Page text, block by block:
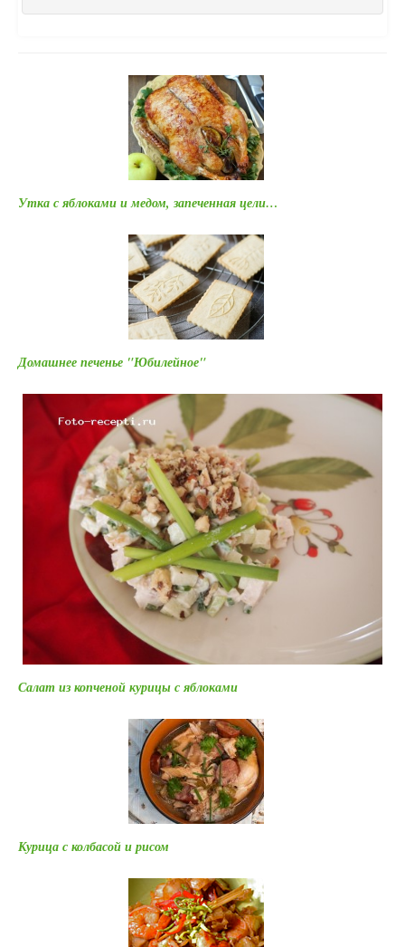
Утка с яблоками и медом, запеченная цели…
Домашнее печенье "Юбилейное"
Салат из копченой курицы с яблоками
Курица с колбасой и рисом